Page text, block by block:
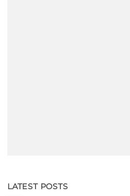
LATEST POSTS